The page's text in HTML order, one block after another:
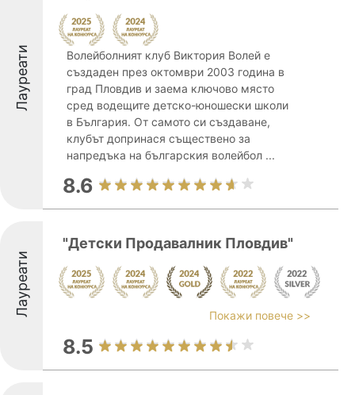
Лауреати
Волейболният клуб Виктория Волей е
създаден през октомври 2003 година в
град Пловдив и заема ключово място
сред водещите детско-юношески школи
в България. От самото си създаване,
клубът допринася съществено за
напредъка на българския волейбол ...
8.6
Лауреати
"Детски Продавалник Пловдив"
Покажи повече >>
8.5